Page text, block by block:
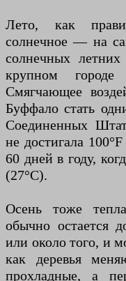
Лето, как
солнечное — на
солнечных
крупном
Смягчающее
Буффало стать
Соединенных
не достигала
60 дней в году,
(27°C).
Осень тоже
обычно остается
или около того, и
как деревья
прохладные, а